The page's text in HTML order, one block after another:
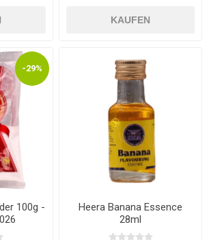
KAUFEN
-29%
100g -
Heera Banana Essence
28ml